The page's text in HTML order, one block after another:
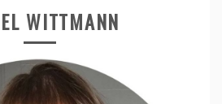
WITTMANN